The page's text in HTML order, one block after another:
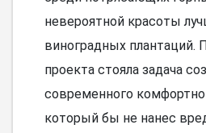
невероятной красоты
виноградных плантаций.
проекта стояла задача
современного
который бы не нанес